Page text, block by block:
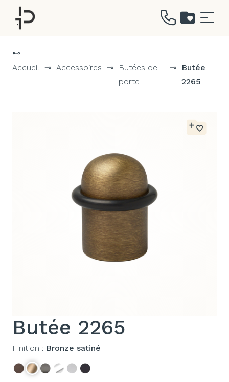
⊷
Accueil ⊸ Accessoires ⊸
Butées de
porte
⊸
Butée
2265
Butée 2265
Finition : Bronze satiné